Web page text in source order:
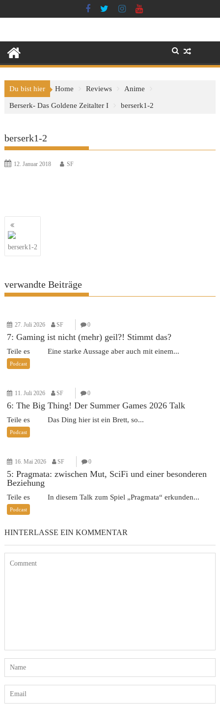
to
Du bist hier Home Reviews Anime
Berserk- Das Goldene Zeitalter I berserk1-2
berserk1-2
12. Januar 2018 SF
Beitragsnavigation
berserk1-2
verwandte Beiträge
27. Juli 2026 SF 0
7: Gaming ist nicht (mehr) geil?! Stimmt das?
Teile es Eine starke Aussage aber auch mit einem...
Podcast
11. Juli 2026 SF 0
6: The Big Thing! Der Summer Games 2026 Talk
Teile es Das Ding hier ist ein Brett, so...
Podcast
16. Mai 2026 SF 0
5: Pragmata: zwischen Mut, SciFi und einer besonderen
Beziehung
Teile es In diesem Talk zum Spiel „Pragmata“ erkunden...
Podcast
HINTERLASSE EIN KOMMENTAR